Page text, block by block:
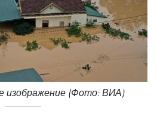
изображение (Фото: ВИА)